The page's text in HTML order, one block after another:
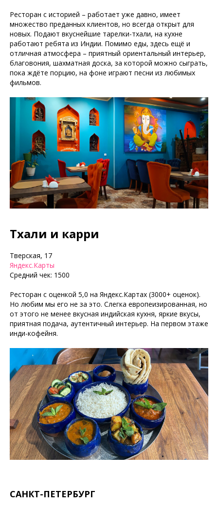
Ресторан с историей – работает уже давно, имеет
множество преданных клиентов, но всегда открыт для
новых. Подают вкуснейшие тарелки-тхали, на кухне
работают ребята из Индии. Помимо еды, здесь ещё и
отличная атмосфера – приятный ориентальный интерьер,
благовония, шахматная доска, за которой можно сыграть,
пока ждёте порцию, на фоне играют песни из любимых
фильмов.
Тхали и карри
Тверская, 17
Яндекс.Карты
Средний чек: 1500
Ресторан с оценкой 5,0 на Яндекс.Картах (3000+ оценок).
Но любим мы его не за это. Слегка европеизированная, но
от этого не менее вкусная индийская кухня, яркие вкусы,
приятная подача, аутентичный интерьер. На первом этаже
инди-кофейня.
САНКТ-ПЕТЕРБУРГ